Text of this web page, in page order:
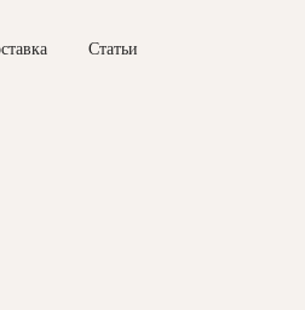
Статьи